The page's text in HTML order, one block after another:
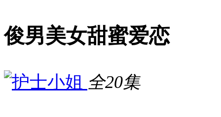
俊男美女甜蜜爱恋
全20集